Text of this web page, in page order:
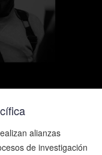
alianzas
de investigación